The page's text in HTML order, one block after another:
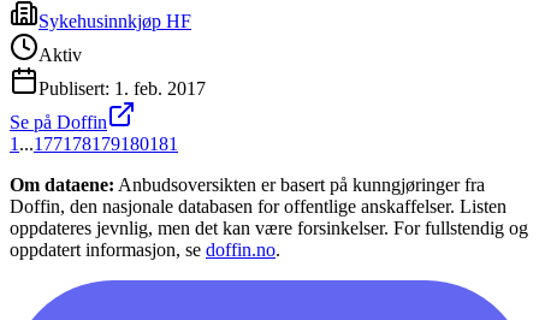
Sykehusinnkjøp HF
Aktiv
Publisert: 1. feb. 2017
Se på Doffin
1...177178179180181
Om dataene: Anbudsoversikten er basert på kunngjøringer fra
Doffin, den nasjonale databasen for offentlige anskaffelser. Listen
oppdateres jevnlig, men det kan være forsinkelser. For fullstendig og
oppdatert informasjon, se doffin.no.